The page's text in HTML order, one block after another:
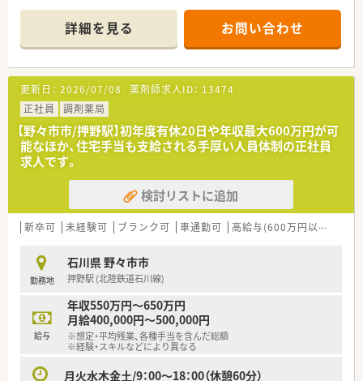
力しながら業務に取り組める体制です。
【募集背景と求める人物像について】
■今回は円滑な店舗運営を継続するための欠員補充が目的で
す。
■患者様一人ひとりとの対話を大切にし、親身なカウンセリング
や服薬指導が実践できる方を求めています。
■チームで働くことを意識し、他のスタッフと良好なコミュニケ
ーションを取りながら業務に励める方を歓迎します。
【想定されるモデル年収】
■ご経験5年程度でご入社の場合、年収500万円前後を想定して
おり、スキルに応じて優遇される可能性があります。
■管理薬剤師などの役職に就いた場合は、役職手当が加算され、
年収600万円以上を目指すことも十分に可能です。
め、長期的な視点で着実な収入増が期待できます。
【こんな取り組みをしています】
■最新の調剤システムや監査機器を積極的に導入し、日々の業務
効率化を進めて対人業務の時間を確保しています。
■管理栄養士と連携した食事指導や、アバターを活用した新しい
形での接客など、先進的な試みに挑戦しています。
れ、地域のお客様の多様なニーズに応えています。
詳細を見る お問い合わせ
更新日： 2026/07/08 薬剤師求人ID： 13474
正社員
調剤薬局
【野々市市/押野駅】初年度有休20日や年収最大600万円が可
能なほか、住宅手当も支給される手厚い人員体制の正社員
求人です。
検討リストに追加
新卒可 未経験可 ブランク可 車通勤可 高給与(600万円以上)
勤務地
石川県 野々市市
押野駅 (北陸鉄道石川線)
給与
年収550万円～650万円
月給400,000円～500,000円
※想定・平均残業、各種手当を含んだ総額
※経験・スキルなどにより異なる
月火水木金土/9：00～18：00（休憩60分）